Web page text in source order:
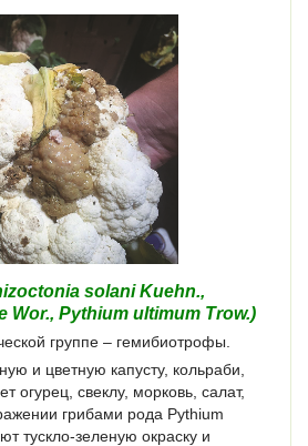
solani Kuehn.,
Wor., Pythium ultimum Trow.)
группе – гемибиотрофы.
и цветную капусту, кольраби,
огурец, свеклу, морковь, салат,
грибами рода Pythium
тускло-зеленую окраску и